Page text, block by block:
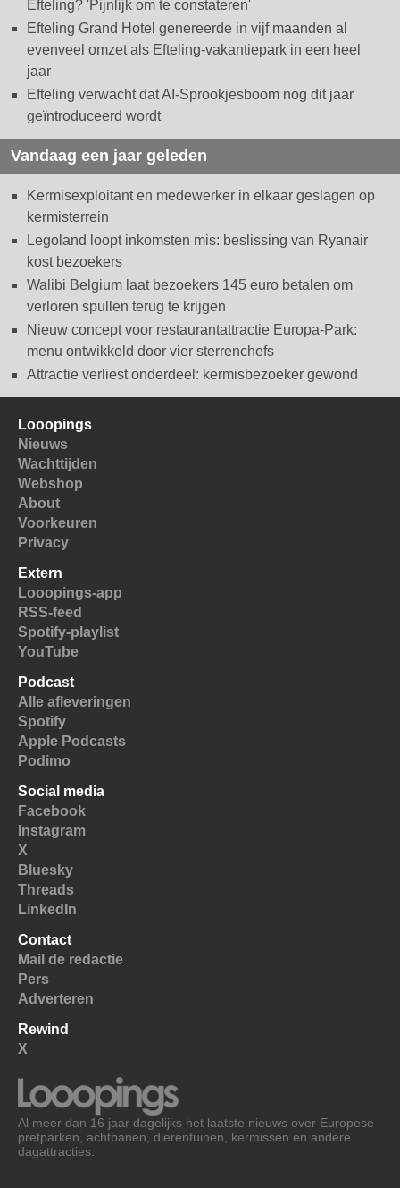
Efteling? 'Pijnlijk om te constateren'
Efteling Grand Hotel genereerde in vijf maanden al
evenveel omzet als Efteling-vakantiepark in een heel
jaar
Efteling verwacht dat AI-Sprookjesboom nog dit jaar
geïntroduceerd wordt
Vandaag een jaar geleden
Kermisexploitant en medewerker in elkaar geslagen op
kermisterrein
Legoland loopt inkomsten mis: beslissing van Ryanair
kost bezoekers
Walibi Belgium laat bezoekers 145 euro betalen om
verloren spullen terug te krijgen
Nieuw concept voor restaurantattractie Europa-Park:
menu ontwikkeld door vier sterrenchefs
Attractie verliest onderdeel: kermisbezoeker gewond
Looopings
Nieuws
Wachttijden
Webshop
About
Voorkeuren
Privacy
Extern
Looopings-app
RSS-feed
Spotify-playlist
YouTube
Podcast
Alle afleveringen
Spotify
Apple Podcasts
Podimo
Social media
Facebook
Instagram
X
Bluesky
Threads
LinkedIn
Contact
Mail de redactie
Pers
Adverteren
Rewind
X
Al meer dan 16 jaar dagelijks het laatste nieuws over Europese
pretparken, achtbanen, dierentuinen, kermissen en andere
dagattracties.